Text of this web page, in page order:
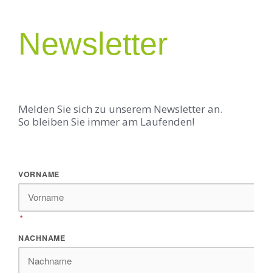
Newsletter
Melden Sie sich zu unserem Newsletter an.
So bleiben Sie immer am Laufenden!
*